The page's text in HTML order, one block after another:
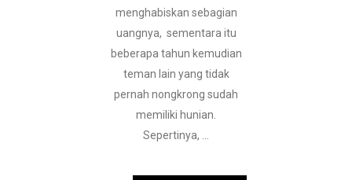
menghabiskan sebagian
uangnya, sementara itu
beberapa tahun kemudian
teman lain yang tidak
pernah nongkrong sudah
memiliki hunian.
Sepertinya, ...